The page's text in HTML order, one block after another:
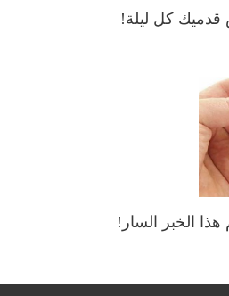
كل ليلة!
الخبر السار!